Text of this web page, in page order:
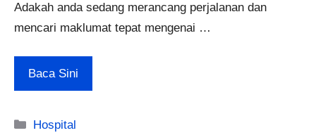
Adakah anda sedang merancang perjalanan dan
mencari maklumat tepat mengenai …
Baca Sini
Categories
Hospital